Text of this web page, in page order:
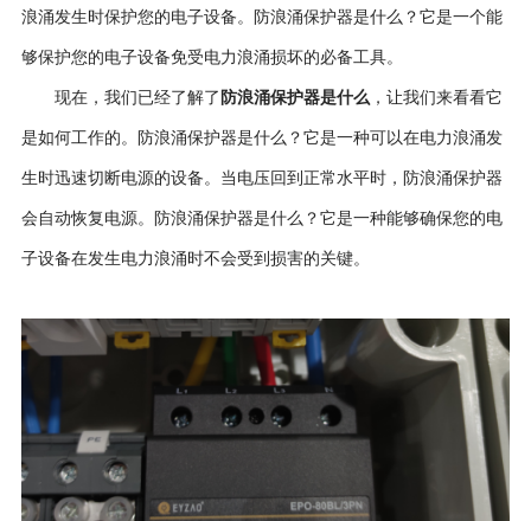
浪涌发生时保护您的电子设备。防浪涌保护器是什么？它是一个能
够保护您的电子设备免受电力浪涌损坏的必备工具。
现在，我们已经了解了防浪涌保护器是什么 ，让我们来看看它
是如何工作的。防浪涌保护器是什么？它是一种可以在电力浪涌发
生时迅速切断电源的设备。当电压回到正常水平时，防浪涌保护器
会自动恢复电源。防浪涌保护器是什么？它是一种能够确保您的电
子设备在发生电力浪涌时不会受到损害的关键。